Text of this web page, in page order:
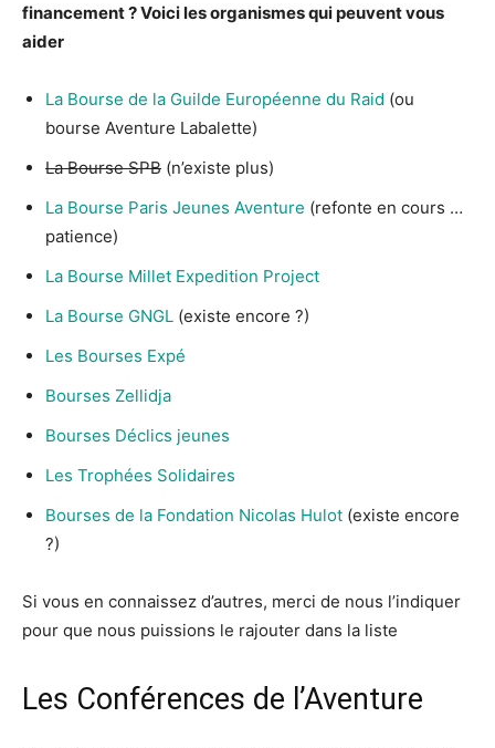
financement ? Voici les organismes qui peuvent vous
aider
La Bourse de la Guilde Européenne du Raid (ou
bourse Aventure Labalette)
La Bourse SPB (n’existe plus)
La Bourse Paris Jeunes Aventure (refonte en cours …
patience)
La Bourse Millet Expedition Project
La Bourse GNGL (existe encore ?)
Les Bourses Expé
Bourses Zellidja
Bourses Déclics jeunes
Les Trophées Solidaires
Bourses de la Fondation Nicolas Hulot (existe encore
?)
Si vous en connaissez d’autres, merci de nous l’indiquer
pour que nous puissions le rajouter dans la liste
Les Conférences de l’Aventure